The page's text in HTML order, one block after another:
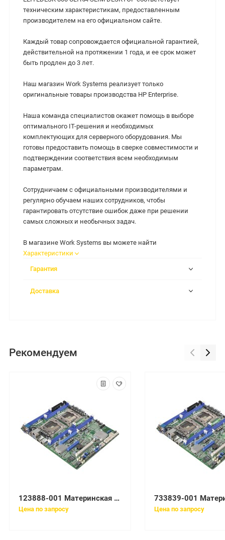
техническим характеристикам, предоставленным
производителем на его официальном сайте.
Каждый товар сопровождается официальной гарантией,
действительной на протяжении 1 года, и ее срок может
быть продлен до 3 лет.
Наш магазин Work Systems реализует только
оригинальные товары производства HP Enterprise.
Наша команда специалистов окажет помощь в выборе
оптимального IT-решения и необходимых
комплектующих для серверного оборудования. Мы
готовы предоставить помощь в сверке совместимости и
подтверждении соответствия всем необходимым
параметрам.
Сотрудничаем с официальными производителями и
регулярно обучаем наших сотрудников, чтобы
гарантировать отсутствие ошибок даже при решении
самых сложных и необычных задач.
В магазине Work Systems вы можете найти
Характеристики
Гарантия
Доставка
Рекомендуем
123888-001 Материнская плата HP SPS-BDPROCW/TRAY
Цена по запросу Цена по запросу